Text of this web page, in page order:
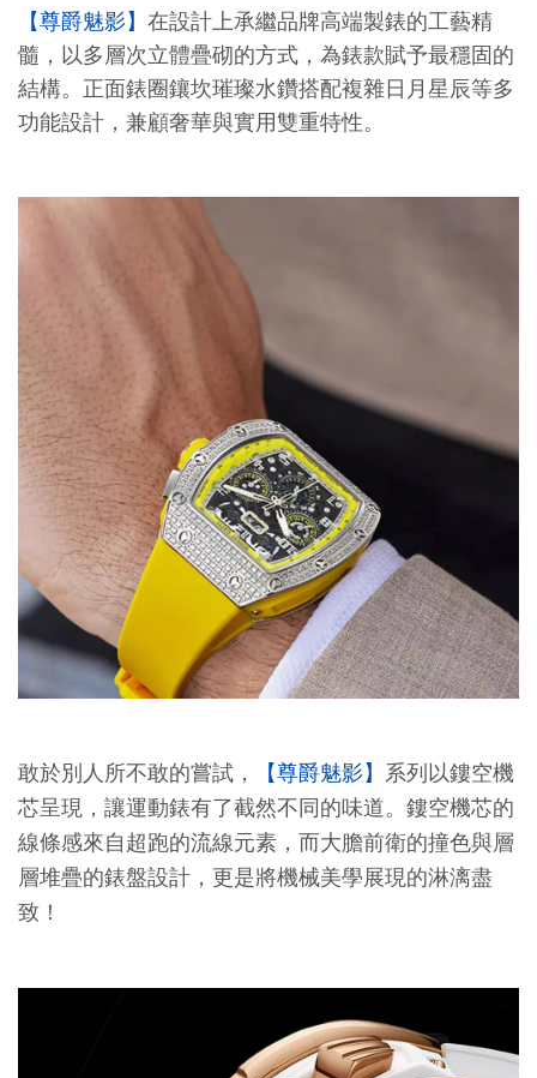
【尊爵魅影】 在設計上承繼品牌高端製錶的工藝精
髓，以多層次立體疊砌的方式，為錶款賦予最穩固的
結構。正面錶圈鑲坎璀璨水鑽搭配複雜日月星辰等多
功能設計，兼顧奢華與實用雙重特性。
敢於別人所不敢的嘗試， 【尊爵魅影】 系列以鏤空機
芯呈現，讓運動錶有了截然不同的味道。鏤空機芯的
線條感來自超跑的流線元素，而大膽前衛的撞色與層
層堆疊的錶盤設計，更是將機械美學展現的淋漓盡
致！